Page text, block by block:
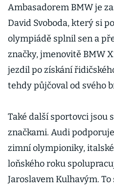
Ambasadorem BMW je
David Svoboda, který si
olympiádě splnil sen a
značky, jmenovitě BMW
jezdil po získání
tehdy půjčoval od svého
Také další sportovci jsou
značkami. Audi
zimní olympioniky,
loňského roku
Jaroslavem Kulhavým.